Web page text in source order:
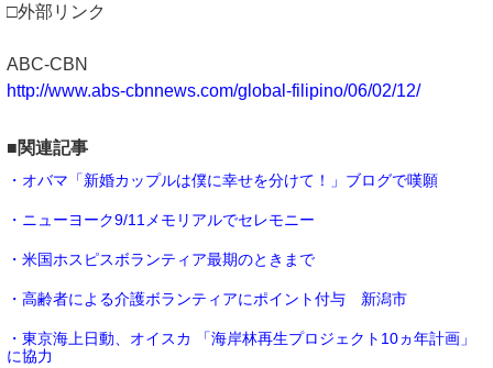
□外部リンク
ABC-CBN
http://www.abs-cbnnews.com/global-filipino/06/02/12/
■関連記事
・オバマ「新婚カップルは僕に幸せを分けて！」ブログで嘆願
・ニューヨーク9/11メモリアルでセレモニー
・米国ホスピスボランティア最期のときまで
・高齢者による介護ボランティアにポイント付与 新潟市
・東京海上日動、オイスカ 「海岸林再生プロジェクト10ヵ年計画」
に協力